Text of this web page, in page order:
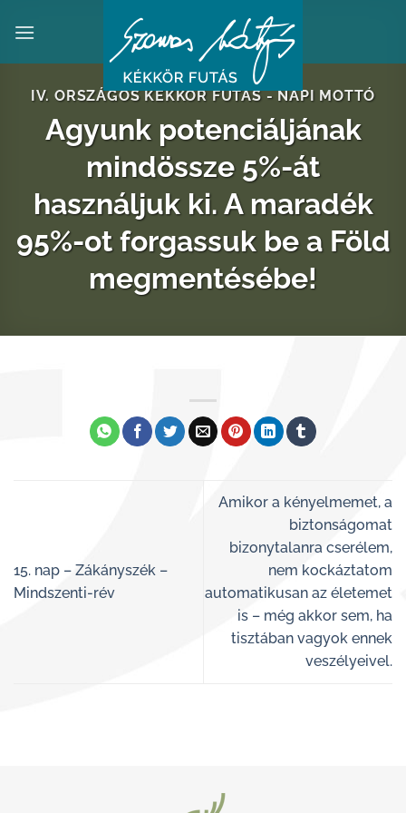
IV. ORSZÁGOS KÉKKÖR FUTÁS - NAPI MOTTÓ
Agyunk potenciáljának
mindössze 5%-át
használjuk ki. A maradék
95%-ot forgassuk be a Föld
megmentésébe!
15. nap – Zákányszék –
Mindszenti-rév
Amikor a kényelmemet, a
biztonságomat
bizonytalanra cserélem,
nem kockáztatom
automatikusan az életemet
is – még akkor sem, ha
tisztában vagyok ennek
veszélyeivel.